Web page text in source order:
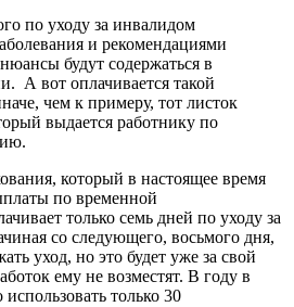
по уходу за инвалидом
и рекомендациями
будут содержаться в
А вот оплачивается такой
чем к примеру, тот листок
выдается работнику по
который в настоящее время
по временной
только семь дней по уходу за
со следующего, восьмого дня,
уход, но это будет уже за свой
ему не возместят. В году в
только 30